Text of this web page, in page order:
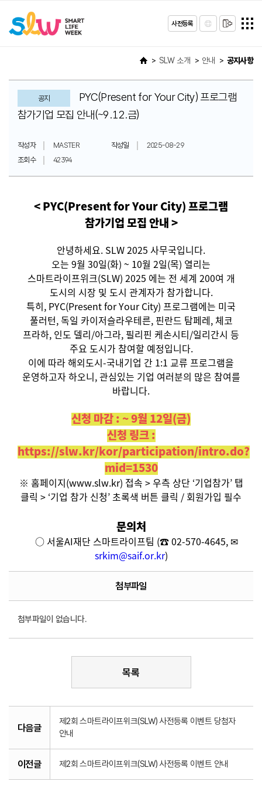
사전등록
SLW 소개 안내 공지사항
공지
PYC(Present for Your City) 프로그램
참가기업 모집 안내(~9.12.금)
작성자 MASTER 작성일
2025-08-29
조회수
42394
< PYC(Present for Your City) 프로그램
참가기업 모집 안내 >
안녕하세요. SLW 2025 사무국입니다.
오는 9월 30일(화) ~ 10월 2일(목) 열리는
스마트라이프위크(SLW) 2025 에는 전 세계 200여 개
도시의 시장 및 도시 관계자가 참가합니다.
특히, PYC(Present for Your City) 프로그램에는 미국
풀러턴, 독일 카이저슬라우테른, 핀란드 탐페레, 체코
프라하, 인도 델리/아그라, 필리핀 케손시티/일리간시 등
주요 도시가 참여할 예정입니다.
이에 따라 해외도시-국내기업 간 1:1 교류 프로그램을
운영하고자 하오니, 관심있는 기업 여러분의 많은 참여를
바랍니다.
신청 마감 : ~ 9월 12일(금)
신청 링크 :
https://slw.kr/kor/participation/intro.do?
mid=1530
※ 홈페이지(www.slw.kr) 접속 > 우측 상단 ‘기업참가’ 탭
클릭 > ‘기업 참가 신청’ 초록색 버튼 클릭 / 회원가입 필수
문의처
○ 서울AI재단 스마트라이프팀 (☎02-570-4645, ✉
srkim@saif.or.kr)
첨부파일
첨부파일이 없습니다.
목록
다음글
제2회 스마트라이프위크(SLW) 사전등록 이벤트 당첨자
안내
이전글 제2회 스마트라이프위크(SLW) 사전등록 이벤트 안내